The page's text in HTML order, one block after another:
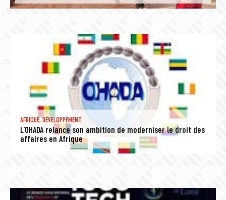
AFRIQUE,DEVELOPPEMENT
L’OHADA relance son ambition de moderniser le droit des
affaires en Afrique